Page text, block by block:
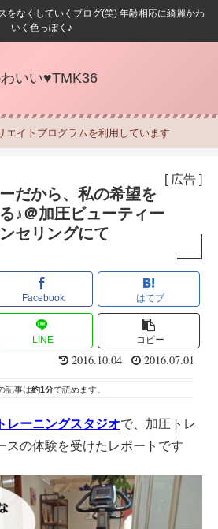
をなくしていくブログ(笑) 年齢相応に綺麗かわ
いく色っぽく♪
いい♥TMK36
エイトプログラムを利用しています
[ 広告 ]
だから、私の希望を
♪＠加圧ビューティー
セリングにて
Facebook はてブ
LINE コピー
2016.10.04 2016.07.01
記事は約1分で読めます。
レーニングスタジオで、加圧トレ
スの体験を受けたレポートです